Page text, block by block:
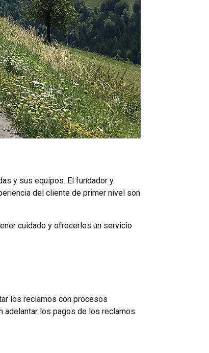
y sus equipos. El fundador y
del cliente de primer nivel son
cuidado y ofrecerles un servicio
los reclamos con procesos
adelantar los pagos de los reclamos